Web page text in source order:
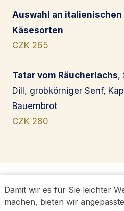
Auswahl an
Käsesorten
CZK 265
Tatar vom Räucherlachs,
Dill, grobkörniger Senf,
Bauernbrot
CZK 280
Damit wir es für Sie leichter
machen, bieten wir